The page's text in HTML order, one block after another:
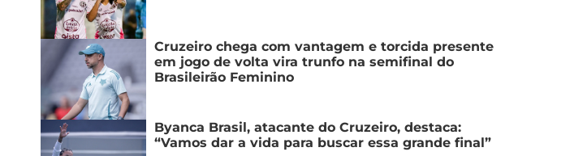
Cruzeiro chega com vantagem e torcida presente
em jogo de volta vira trunfo na semifinal do
Brasileirão Feminino
Byanca Brasil, atacante do Cruzeiro, destaca:
“Vamos dar a vida para buscar essa grande final”